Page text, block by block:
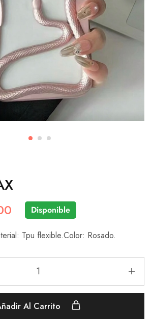
Disponible
Tpu flexible.Color: Rosado.
Al Carrito